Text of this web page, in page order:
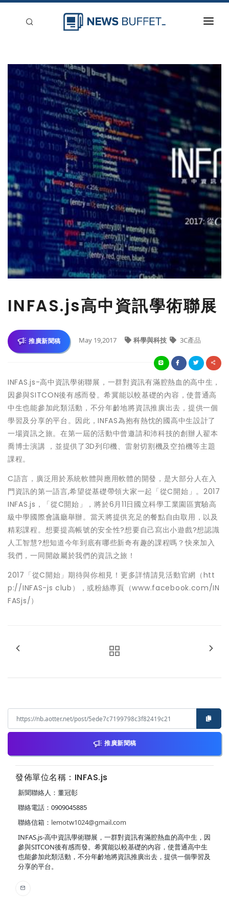
新聞稿分類
登入
刊登
INFAS.js高中資訊學術聯展
推廣新聞稿 May 19,2017 科學與科技 3C產品
INFAS.js-高中資訊學術聯展，一群對資訊有滿腔熱血的高中生，
因參與SITCON後有感而發。希冀能以較基礎的內容，使普通高
中生也能參加此類活動，不分年齡地將資訊推廣出去，提供一個
學習及分享的平台。因此，INFAS為抱有熱忱的國高中生設計了
一場資訊之旅。在第一屆的活動中曾邀請和沛科技的創辦人翟本
喬博士演講 ，並提供了3D列印機、雷射切割機及空拍機等主題
課程。
C語言，廣泛用於系統軟體與應用軟體的開發，是大部分人在入
門資訊的第一語言,希望從基礎帶領大家一起「從C開始」。2017
INFAS.js，「從C開始」，將於6月11日國立科學工業園區實驗高
級中學國際會議廳舉辦。當天將提供充足的餐點自由取用，以及
精彩課程。想要提高帳號的安全性?想要自己寫出小遊戲?想認識
人工智慧?想知道今年到底有哪些新奇有趣的課程嗎？快來加入
我們，一同開啟屬於我們的資訊之旅！
2017「從C開始」期待與你相見！更多詳情請見活動官網（htt
p://INFAS-js club），或粉絲專頁（www.facebook.com/IN
FASjs/）
推廣新聞稿
發佈單位名稱：INFAS.js
新聞聯絡人：董冠彰
聯絡電話：0909045885
聯絡信箱： lemotw1024@gmail.com
INFAS.js-高中資訊學術聯展，一群對資訊有滿腔熱血的高中生，因
參與SITCON後有感而發。希冀能以較基礎的內容，使普通高中生
也能參加此類活動，不分年齡地將資訊推廣出去，提供一個學習及
分享的平台。